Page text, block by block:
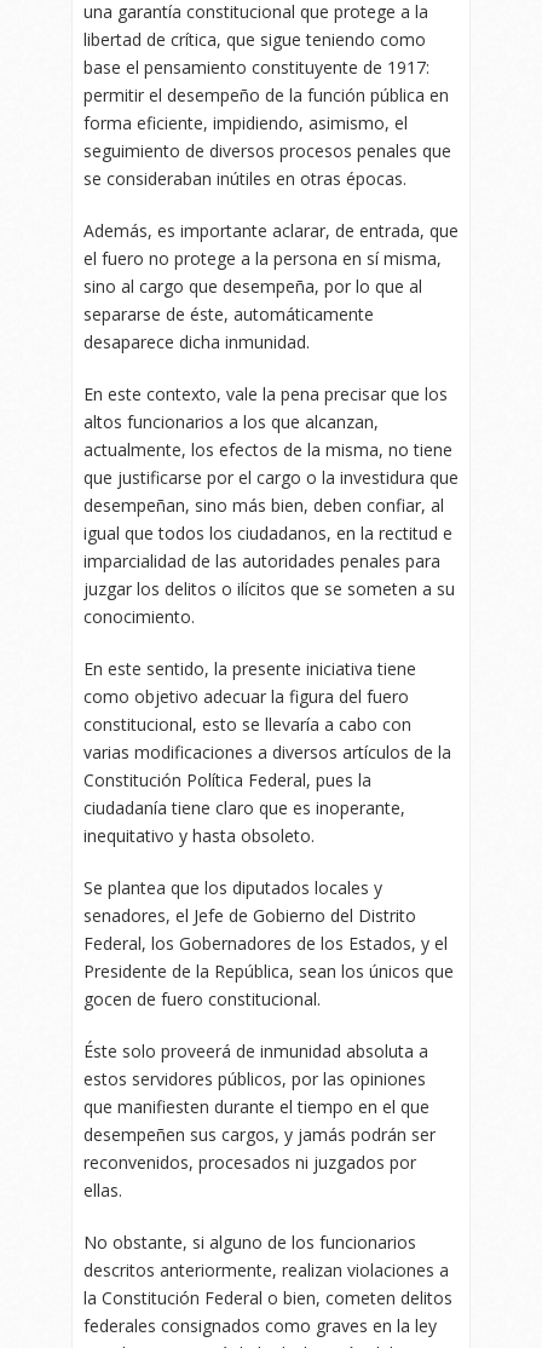
una garantía constitucional que protege a la
libertad de crítica, que sigue teniendo como
base el pensamiento constituyente de 1917:
permitir el desempeño de la función pública en
forma eficiente, impidiendo, asimismo, el
seguimiento de diversos procesos penales que
se consideraban inútiles en otras épocas.
Además, es importante aclarar, de entrada, que
el fuero no protege a la persona en sí misma,
sino al cargo que desempeña, por lo que al
separarse de éste, automáticamente
desaparece dicha inmunidad.
En este contexto, vale la pena precisar que los
altos funcionarios a los que alcanzan,
actualmente, los efectos de la misma, no tiene
que justificarse por el cargo o la investidura que
desempeñan, sino más bien, deben confiar, al
igual que todos los ciudadanos, en la rectitud e
imparcialidad de las autoridades penales para
juzgar los delitos o ilícitos que se someten a su
conocimiento.
En este sentido, la presente iniciativa tiene
como objetivo adecuar la figura del fuero
constitucional, esto se llevaría a cabo con
varias modificaciones a diversos artículos de la
Constitución Política Federal, pues la
ciudadanía tiene claro que es inoperante,
inequitativo y hasta obsoleto.
Se plantea que los diputados locales y
senadores, el Jefe de Gobierno del Distrito
Federal, los Gobernadores de los Estados, y el
Presidente de la República, sean los únicos que
gocen de fuero constitucional.
Éste solo proveerá de inmunidad absoluta a
estos servidores públicos, por las opiniones
que manifiesten durante el tiempo en el que
desempeñen sus cargos, y jamás podrán ser
reconvenidos, procesados ni juzgados por
ellas.
No obstante, si alguno de los funcionarios
descritos anteriormente, realizan violaciones a
la Constitución Federal o bien, cometen delitos
federales consignados como graves en la ley